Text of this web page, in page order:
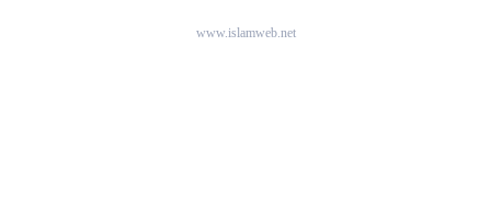
www.islamweb.net